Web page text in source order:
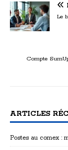
Le
Compte
ARTICLES
Postes au comex :